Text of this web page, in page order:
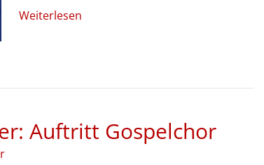
Weiterlesen
Auftritt Gospelchor